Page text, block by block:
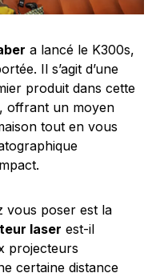
a lancé le K300s,
Il s’agit d’une
produit dans cette
offrant un moyen
tout en vous
vous poser est la
laser est-il
projecteurs
certaine distance